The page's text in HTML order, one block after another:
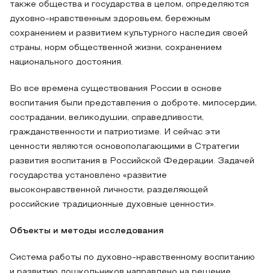
также общества и государства в целом, определяются
духовно-нравственным здоровьем, бережным
сохранением и развитием культурного наследия своей
страны, норм общественной жизни, сохранением
национального достояния.
Во все времена существования России в основе
воспитания были представления о доброте, милосердии,
сострадании, великодушии, справедливости,
гражданственности и патриотизме. И сейчас эти
ценности являются основополагающими в Стратегии
развития воспитания в Российской Федерации. Задачей
государства установлено «развитие
высоконравственной личности, разделяющей
российские традиционные духовные ценности».
Объекты и методы исследования
Система работы по духовно-нравственному воспитанию